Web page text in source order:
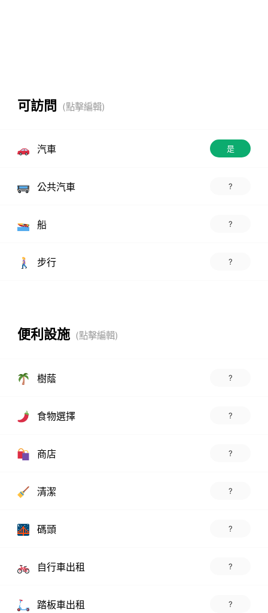
可訪問
汽車 是
公共汽車 ?
船 ?
步行 ?
便利設施
樹蔭 ?
食物選擇 ?
商店 ?
清潔 ?
碼頭 ?
自行車出租 ?
踏板車出租 ?